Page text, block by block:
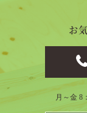
お
月～金 8